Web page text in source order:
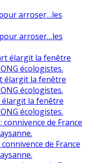
arroser…les
arroser…les
élargit la fenêtre
écologistes.
élargit la fenêtre
écologistes.
élargit la fenêtre
écologistes.
connivence de France
connivence de France